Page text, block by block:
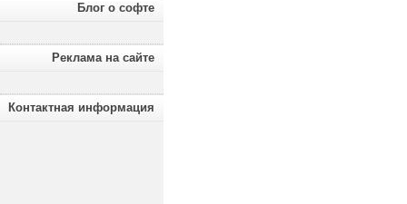
Блог о софте
Реклама на сайте
Контактная информация